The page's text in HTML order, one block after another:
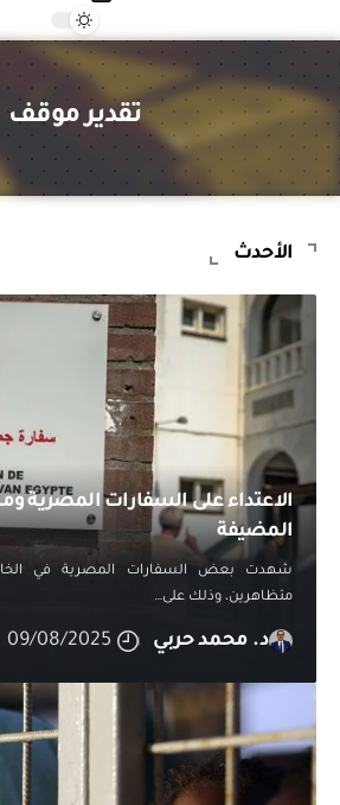
تقدير موقف
الأحدث
الاعتداء على السفارات المصرية
المضيفة
شهدت بعض السفارات المصرية في
متظاهرين، وذلك على…
د. محمد حربي 09/08/2025